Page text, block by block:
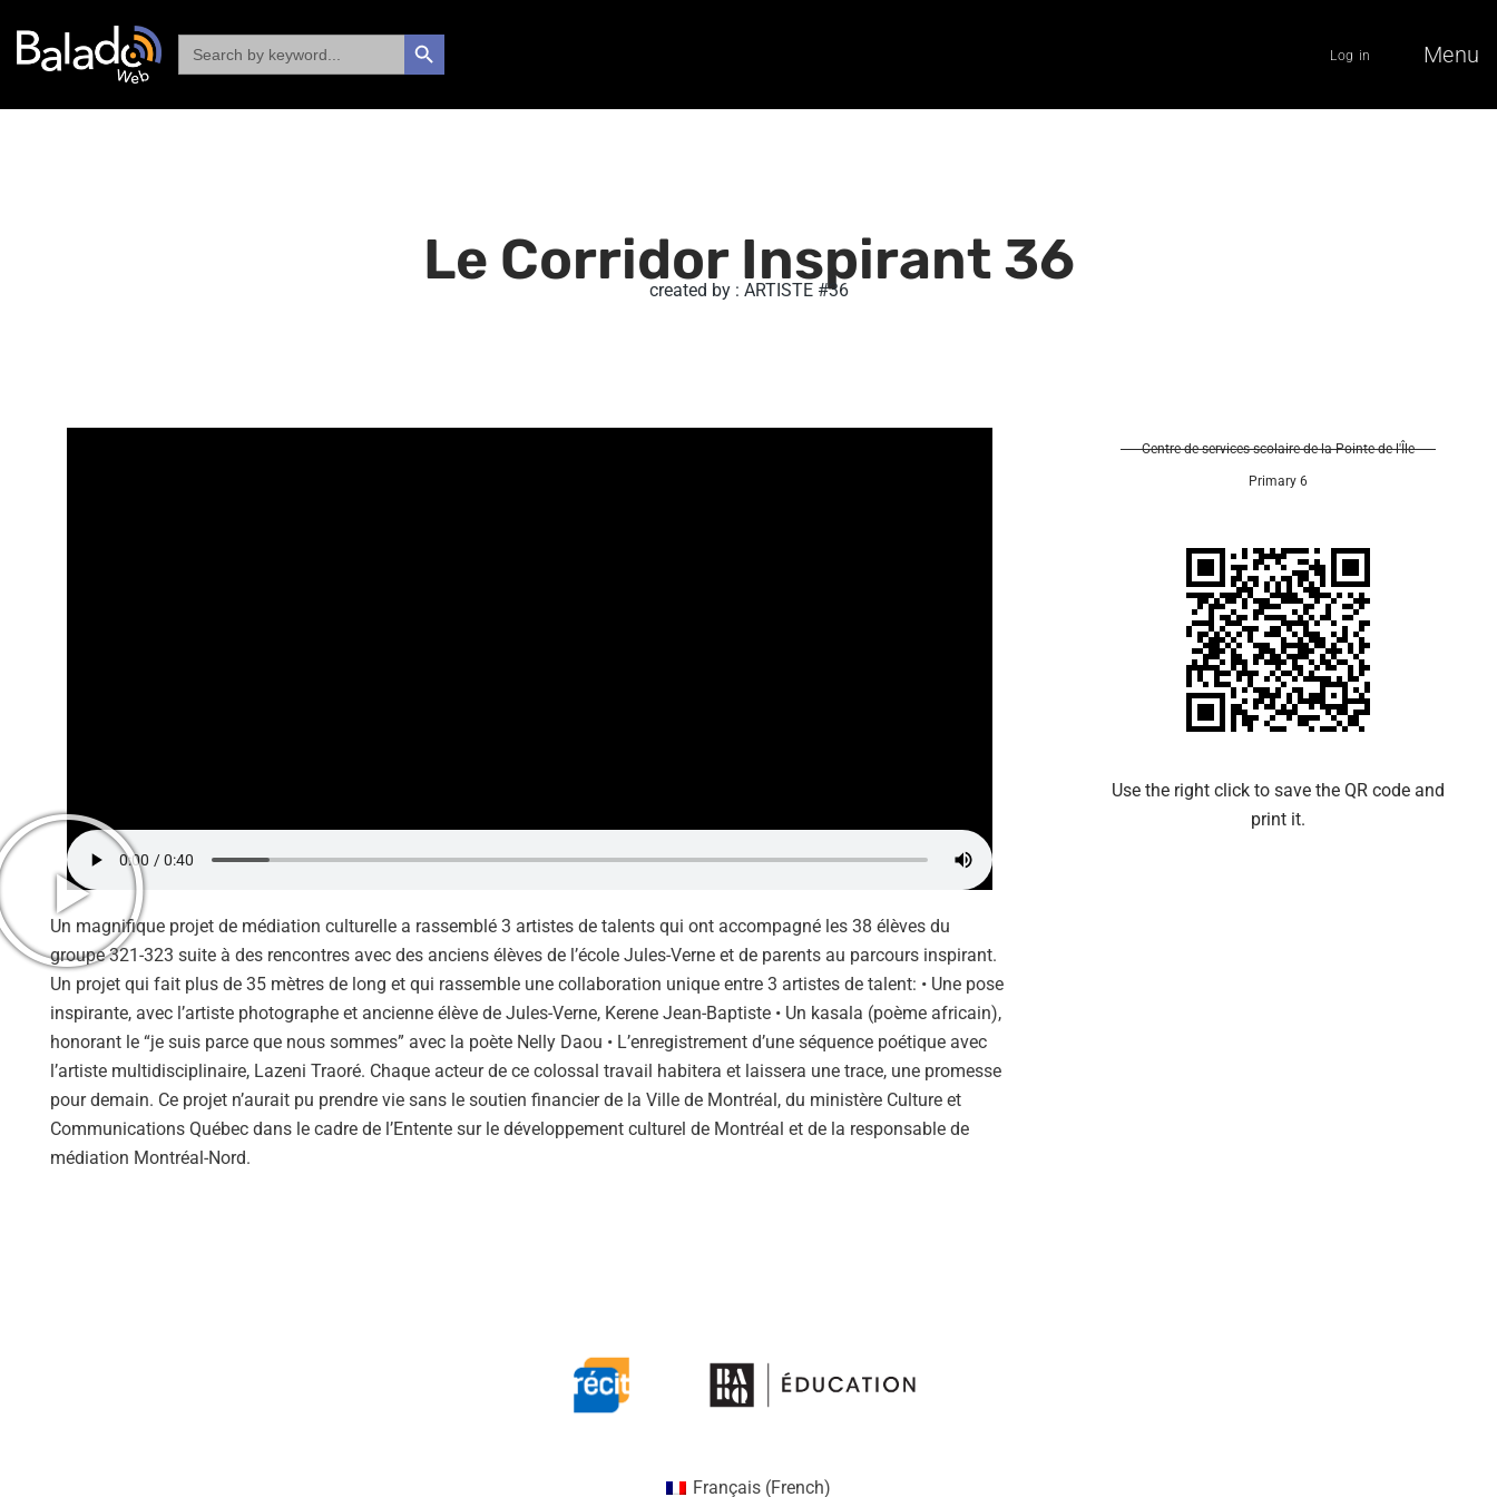
Search
for:
SEARCH BUTTON Log in Menu
Le Corridor Inspirant 36
created by : ARTISTE #36
Un magnifique projet de médiation culturelle a rassemblé 3 artistes de talents qui ont accompagné les 38 élèves du
groupe 321-323 suite à des rencontres avec des anciens élèves de l’école Jules-Verne et de parents au parcours inspirant.
Un projet qui fait plus de 35 mètres de long et qui rassemble une collaboration unique entre 3 artistes de talent: • Une pose
inspirante, avec l’artiste photographe et ancienne élève de Jules-Verne, Kerene Jean-Baptiste • Un kasala (poème africain),
honorant le “je suis parce que nous sommes” avec la poète Nelly Daou • L’enregistrement d’une séquence poétique avec
l’artiste multidisciplinaire, Lazeni Traoré. Chaque acteur de ce colossal travail habitera et laissera une trace, une promesse
pour demain. Ce projet n’aurait pu prendre vie sans le soutien financier de la Ville de Montréal, du ministère Culture et
Communications Québec dans le cadre de l’Entente sur le développement culturel de Montréal et de la responsable de
médiation Montréal-Nord.
Centre de services scolaire de la Pointe-de-l'Île
Primary 6
Use the right click to save the QR code and
print it.​​
Français (French)